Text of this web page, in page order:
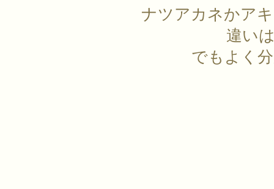
ナツアカネかア
違い
でもよく